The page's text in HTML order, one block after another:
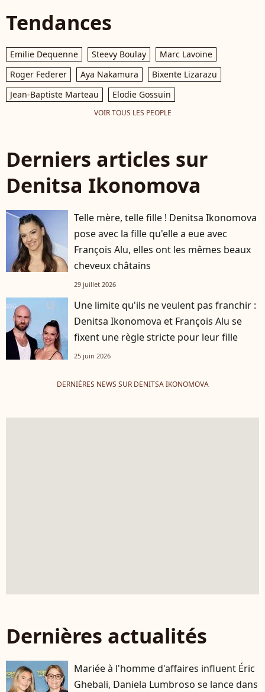
Tendances
Emilie Dequenne Steevy Boulay
Marc Lavoine
Roger Federer
Aya Nakamura
Bixente Lizarazu
Jean-Baptiste Marteau
Elodie Gossuin
VOIR TOUS LES PEOPLE
Derniers articles sur
Denitsa Ikonomova
Telle mère, telle fille ! Denitsa Ikonomova
pose avec la fille qu'elle a eue avec
François Alu, elles ont les mêmes beaux
cheveux châtains
29 juillet 2026
Une limite qu'ils ne veulent pas franchir :
Denitsa Ikonomova et François Alu se
fixent une règle stricte pour leur fille
25 juin 2026
DERNIÈRES NEWS SUR DENITSA IKONOMOVA
Dernières actualités
Mariée à l'homme d'affaires influent Éric
Ghebali, Daniela Lumbroso se lance dans